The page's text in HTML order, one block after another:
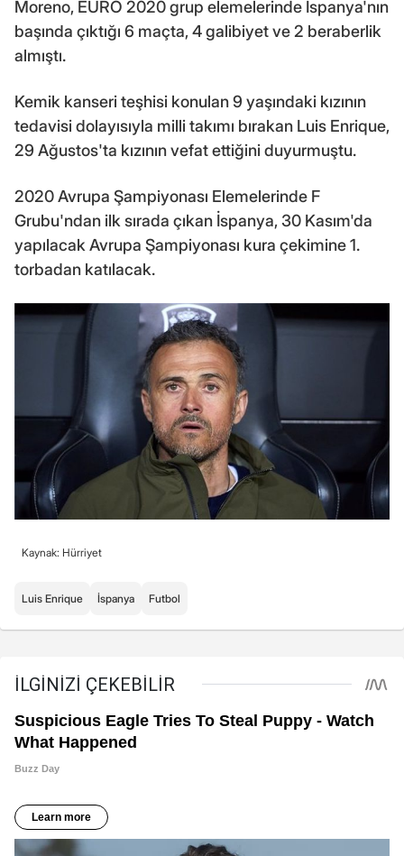
Moreno, EURO 2020 grup elemelerinde İspanya'nın
başında çıktığı 6 maçta, 4 galibiyet ve 2 beraberlik
almıştı.
Kemik kanseri teşhisi konulan 9 yaşındaki kızının
tedavisi dolayısıyla milli takımı bırakan Luis Enrique,
29 Ağustos'ta kızının vefat ettiğini duyurmuştu.
2020 Avrupa Şampiyonası Elemelerinde F
Grubu'ndan ilk sırada çıkan İspanya, 30 Kasım'da
yapılacak Avrupa Şampiyonası kura çekimine 1.
torbadan katılacak.
Kaynak: Hürriyet
Luis Enrique İspanya Futbol